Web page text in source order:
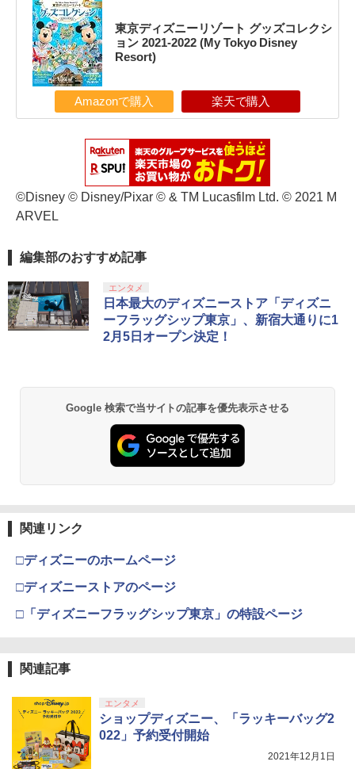
東京ディズニーリゾート グッズコレクシ
ョン 2021-2022 (My Tokyo Disney
Resort)
Amazonで購入 楽天で購入
©Disney © Disney/Pixar © & TM Lucasfilm Ltd. © 2021 M
ARVEL
編集部のおすすめ記事
エンタメ
日本最大のディズニーストア「ディズニ
ーフラッグシップ東京」、新宿大通りに1
2月5日オープン決定！
Google 検索で当サイトの記事を優先表示させる
関連リンク
□ディズニーのホームページ
□ディズニーストアのページ
□「ディズニーフラッグシップ東京」の特設ページ
関連記事
エンタメ
ショップディズニー、「ラッキーバッグ2
022」予約受付開始
2021年12月1日